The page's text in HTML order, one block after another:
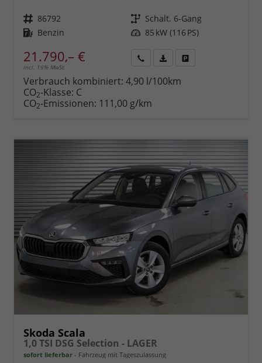
Fahrzeugnr. 86792 Getriebe Schalt. 6-Gang
Kraftstoff Benzin Leistung 85 kW (116 PS)
21.790,– €
incl. 19% MwSt.
anfordern
Datei,
Verbrauch kombiniert: 4,90 l/100km
CO2-Klasse: C
CO2-Emissionen: 111,00 g/km
Skoda Scala
1,0 TSI DSG Selection - LAGER
sofort lieferbar Fahrzeug mit Tageszulassung